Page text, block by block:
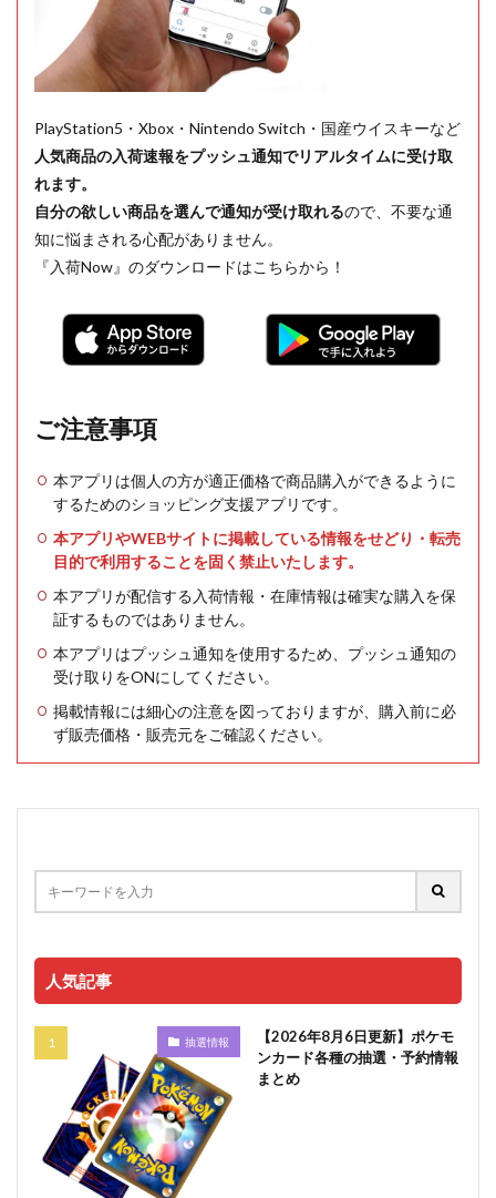
PlayStation5・Xbox・Nintendo Switch・国産ウイスキーなど
人気商品の入荷速報をプッシュ通知でリアルタイムに受け取
れます。
自分の欲しい商品を選んで通知が受け取れるので、不要な通
知に悩まされる心配がありません。
『入荷Now』のダウンロードはこちらから！
ご注意事項
本アプリは個人の方が適正価格で商品購入ができるように
するためのショッピング支援アプリです。
本アプリやWEBサイトに掲載している情報をせどり・転売
目的で利用することを固く禁止いたします。
本アプリが配信する入荷情報・在庫情報は確実な購入を保
証するものではありません。
本アプリはプッシュ通知を使用するため、プッシュ通知の
受け取りをONにしてください。
掲載情報には細心の注意を図っておりますが、購入前に必
ず販売価格・販売元をご確認ください。
人気記事
抽選情報
【2026年8月6日更新】ポケモ
ンカード各種の抽選・予約情報
まとめ